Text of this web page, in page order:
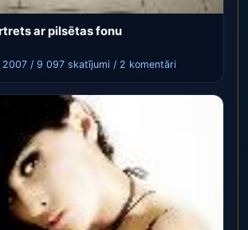
ar pilsētas fonu
2007 / 9 097 skatījumi / 2 komentāri